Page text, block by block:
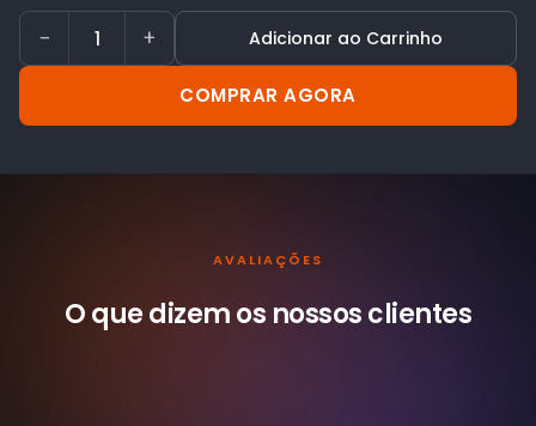
− + Adicionar ao Carrinho
COMPRAR AGORA
AVALIAÇÕES
O que dizem os nossosclientes